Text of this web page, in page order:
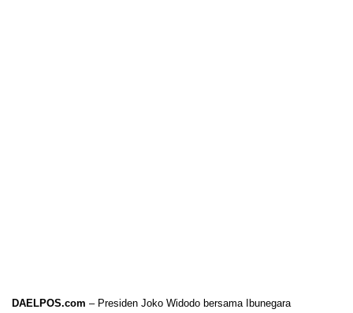
DAELPOS.com – Presiden Joko Widodo bersama Ibunegara